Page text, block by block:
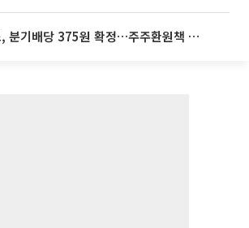
SK하이닉스, 분기배당 375원 확정…주주환원책 9월로 앞당겨 발표